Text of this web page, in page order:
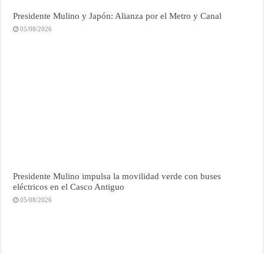
Presidente Mulino y Japón: Alianza por el Metro y Canal
05/08/2026
Presidente Mulino impulsa la movilidad verde con buses
eléctricos en el Casco Antiguo
05/08/2026